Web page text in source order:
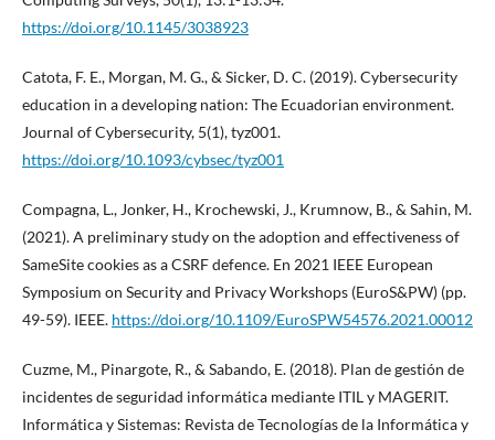
https://doi.org/10.1145/3038923
Catota, F. E., Morgan, M. G., & Sicker, D. C. (2019). Cybersecurity
education in a developing nation: The Ecuadorian environment.
Journal of Cybersecurity, 5(1), tyz001.
https://doi.org/10.1093/cybsec/tyz001
Compagna, L., Jonker, H., Krochewski, J., Krumnow, B., & Sahin, M.
(2021). A preliminary study on the adoption and effectiveness of
SameSite cookies as a CSRF defence. En 2021 IEEE European
Symposium on Security and Privacy Workshops (EuroS&PW) (pp.
49-59). IEEE. https://doi.org/10.1109/EuroSPW54576.2021.00012
Cuzme, M., Pinargote, R., & Sabando, E. (2018). Plan de gestión de
incidentes de seguridad informática mediante ITIL y MAGERIT.
Informática y Sistemas: Revista de Tecnologías de la Informática y